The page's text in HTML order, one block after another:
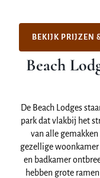
Beach
De Beach Lodges
park dat vlakbij het
van alle
gezellige
en badkamer
hebben grote
BEKIJK PRIJZEN